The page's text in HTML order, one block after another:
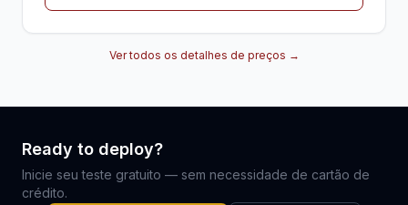
Ver todos os detalhes de preços →
Ready to deploy?
Inicie seu teste gratuito — sem necessidade de cartão de
crédito.